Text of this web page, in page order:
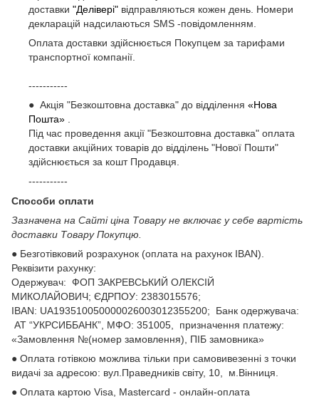
доставки "Делівері" відправляються кожен день. Номери
декларацій надсилаються SMS -повідомленням.
Оплата доставки здійснюється Покупцем за тарифами
транспортної компанії.
-----------
● Акція "Безкоштовна доставка" до відділення «Нова
Пошта»
Під час проведення акції "Безкоштовна доставка" оплата
доставки акційних товарів до відділень "Нової Пошти"
здійснюється за кошт Продавця.
-----------
Способи оплати
Зазначена на Сайті ціна Товару не включає у себе вартість
доставки Товару Покупцю.
● Безготівковий розрахунок (оплата на рахунок IBAN).
Реквізити рахунку:
Одержувач: ФОП ЗАКРЕВСЬКИЙ ОЛЕКСІЙ
МИКОЛАЙОВИЧ; ЄДРПОУ: 2383015576;
ІВАN: UA193510050000026003012355200; Банк одержувача:
АТ “УКРСИББАНК”, МФО: 351005, призначення платежу:
«Замовлення №(номер замовлення), ПІБ замовника»
● Оплата готівкою можлива тільки при самовивезенні з точки
видачі за адресою: вул.Праведників світу, 10, м.Вінниця.
● Оплата картою Visa, Mastercard - онлайн-оплата